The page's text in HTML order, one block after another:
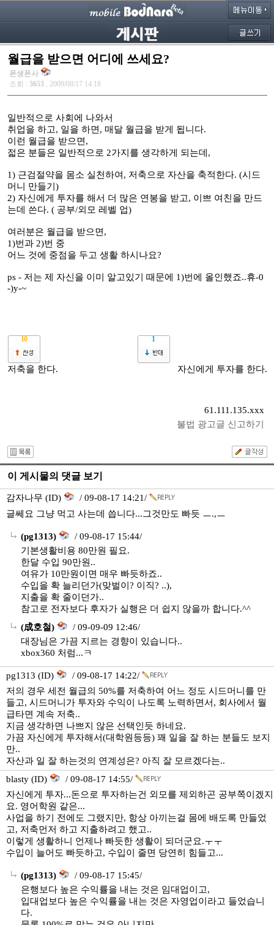
월급을 받으면 어디에 쓰세요?
폰생폰사
조회 : 3653 , 2009/08/17 14:18
일반적으로 사회에 나와서
취업을 하고, 일을 하면, 매달 월급을 받게 됩니다.
이런 월급을 받으면,
젋은 분들은 일반적으로 2가지를 생각하게 되는데,
1) 근검절약을 몸소 실천하여, 저축으로 자산을 축적한다. (시드
머니 만들기)
2) 자신에게 투자를 해서 더 많은 연봉을 받고, 이쁘 여친을 만드
는데 쓴다. ( 공부/외모 레벨 업)
여러분은 월급을 받으면,
1)번과 2)번 중
어느 것에 중점을 두고 생활 하시나요?
ps - 저는 제 자신을 이미 알고있기 때문에 1)번에 올인했죠..휴-0
-)y-~
10 1
저축을 한다. 자신에게 투자를 한다.
61.111.135.xxx
불법 광고글 신고하기
이 게시물의 댓글 보기
감자나무 (ID)
/ 09-08-17 14:21/
글쎄요 그냥 먹고 사는데 씁니다...그것만도 빠듯 ㅡ.,ㅡ
(pg1313)
/ 09-08-17 15:44/
기본생활비용 80만원 필요.
한달 수입 90만원..
여유가 10만원이면 매우 빠듯하죠..
수입을 확 늘리던가(맞벌이? 이직? ..),
지출을 확 줄이던가..
참고로 전자보다 후자가 실행은 더 쉽지 않을까 합니다.^^
(成호철)
/ 09-09-09 12:46/
대장님은 가끔 지르는 경향이 있습니다..
xbox360 처럼...ㅋ
pg1313 (ID)
/ 09-08-17 14:22/
저의 경우 세전 월급의 50%를 저축하여 어느 정도 시드머니를 만
들고, 시드머니가 투자와 수익이 나도록 노력하면서, 회사에서 월
급타면 계속 저축..
지금 생각하면 나쁘지 않은 선택인듯 하네요.
가끔 자신에게 투자해서(대학원등등) 꽤 일을 잘 하는 분들도 보지
만..
자산과 일 잘 하는것의 연계성은? 아직 잘 모르겠다는..
blasty (ID)
/ 09-08-17 14:55/
자신에게 투자...돈으로 투자하는건 외모를 제외하곤 공부쪽이겠지
요. 영어학원 같은...
사업을 하기 전에도 그랬지만, 항상 아끼는걸 몸에 배도록 만들었
고, 저축먼저 하고 지출하려고 했고..
이렇게 생활하니 언제나 빠듯한 생활이 되더군요.ㅜㅜ
수입이 늘어도 빠듯하고, 수입이 줄면 당연히 힘들고...
(pg1313)
/ 09-08-17 15:45/
은행보다 높은 수익률을 내는 것은 임대업이고,
입대업보다 높은 수익률을 내는 것은 자영업이라고 들었습니
다.